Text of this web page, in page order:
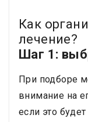
Как
лечение?
Шаг 1:
При подборе
внимание на
если это